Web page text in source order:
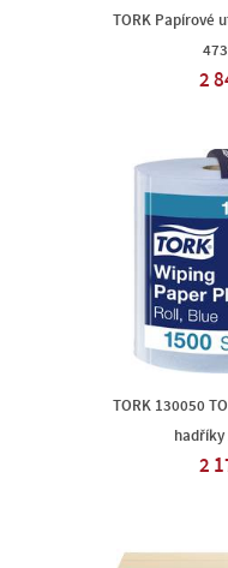
TORK Papírové
2
TORK 130050
2